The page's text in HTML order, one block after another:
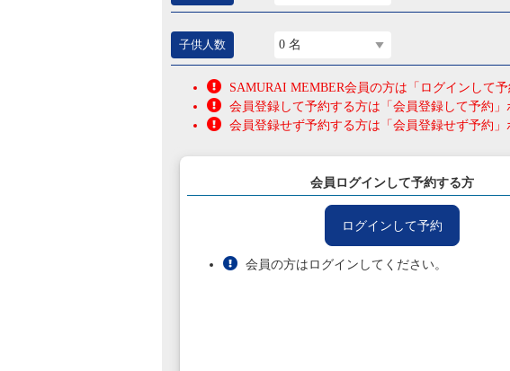
子供人数 0 名
SAMURAI MEMBER会員の方は「ログインして
会員登録して予約する方は「会員登録して予約」
会員登録せず予約する方は「会員登録せず予約」
会員ログインして予約する方
ログインして予約
会員の方はログインしてください。